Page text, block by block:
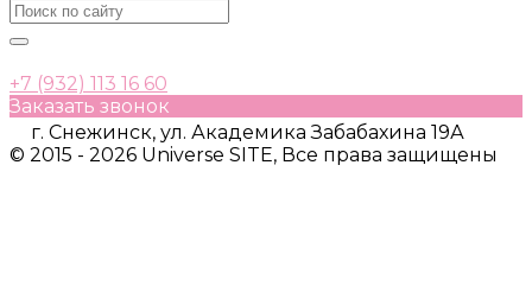
+7 (932) 113 16 60
Заказать звонок
г. Снежинск, ул. Академика Забабахина 19А
© 2015 - 2026 Universe SITE, Все права защищены